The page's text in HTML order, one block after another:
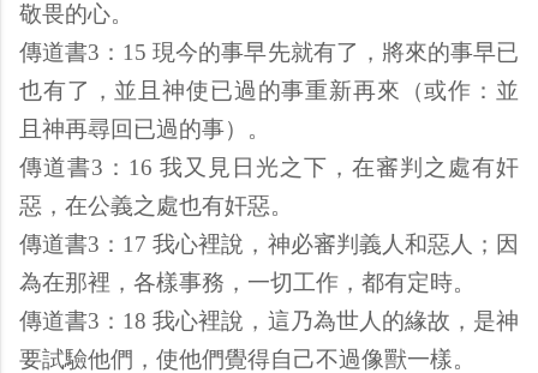
敬畏的心。
傳道書3：15 現今的事早先就有了，將來的事早已
也有了，並且神使已過的事重新再來（或作：並
且神再尋回已過的事）。
傳道書3：16 我又見日光之下，在審判之處有奸
惡，在公義之處也有奸惡。
傳道書3：17 我心裡說，神必審判義人和惡人；因
為在那裡，各樣事務，一切工作，都有定時。
傳道書3：18 我心裡說，這乃為世人的緣故，是神
要試驗他們，使他們覺得自己不過像獸一樣。